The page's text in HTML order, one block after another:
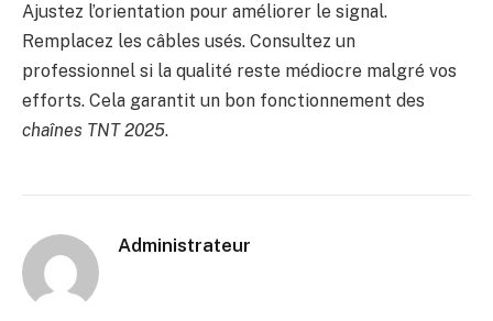
Ajustez l’orientation pour améliorer le signal.
Remplacez les câbles usés. Consultez un
professionnel si la qualité reste médiocre malgré vos
efforts. Cela garantit un bon fonctionnement des
chaînes TNT 2025.
Administrateur